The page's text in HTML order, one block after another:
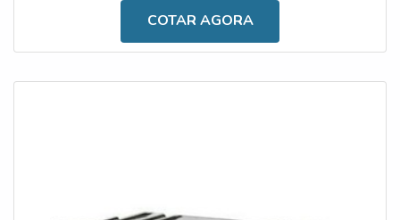
AQUISIÇÃOÉ importante salientar que, durante o dia a
dia, acidentes com caminhões ocorrem em diferentes
COTAR AGORA